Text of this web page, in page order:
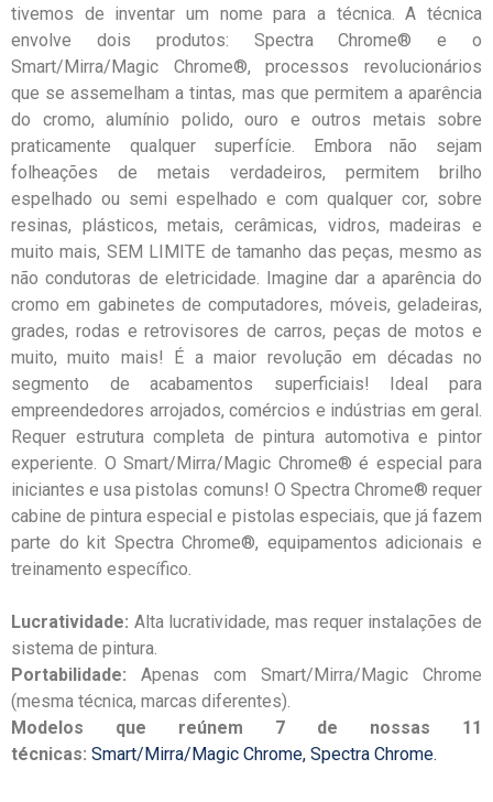
tivemos de inventar um nome para a técnica. A técnica
envolve dois produtos: Spectra Chrome® e o
Smart/Mirra/Magic Chrome®, processos revolucionários
que se assemelham a tintas, mas que permitem a aparência
do cromo, alumínio polido, ouro e outros metais sobre
praticamente qualquer superfície. Embora não sejam
folheações de metais verdadeiros, permitem brilho
espelhado ou semi espelhado e com qualquer cor, sobre
resinas, plásticos, metais, cerâmicas, vidros, madeiras e
muito mais, SEM LIMITE de tamanho das peças, mesmo as
não condutoras de eletricidade. Imagine dar a aparência do
cromo em gabinetes de computadores, móveis, geladeiras,
grades, rodas e retrovisores de carros, peças de motos e
muito, muito mais! É a maior revolução em décadas no
segmento de acabamentos superficiais! Ideal para
empreendedores arrojados, comércios e indústrias em geral.
Requer estrutura completa de pintura automotiva e pintor
experiente. O Smart/Mirra/Magic Chrome® é especial para
iniciantes e usa pistolas comuns! O Spectra Chrome® requer
cabine de pintura especial e pistolas especiais, que já fazem
parte do kit Spectra Chrome®, equipamentos adicionais e
treinamento específico.
Lucratividade: Alta lucratividade, mas requer instalações de
sistema de pintura.
Portabilidade: Apenas com Smart/Mirra/Magic Chrome
(mesma técnica, marcas diferentes).
Modelos que reúnem 7 de nossas 11
técnicas: Smart/Mirra/Magic Chrome, Spectra Chrome.